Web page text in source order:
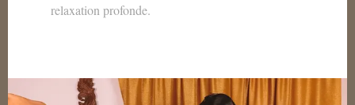
relaxation profonde.